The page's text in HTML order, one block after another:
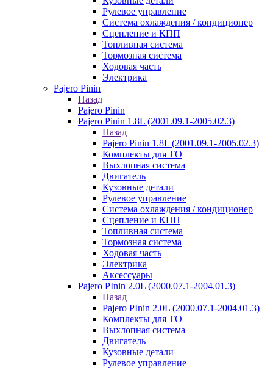
Рулевое управление
Система охлаждения / кондиционер
Сцепление и КПП
Топливная система
Тормозная система
Ходовая часть
Электрика
Pajero Pinin
Назад
Pajero Pinin
Pajero Pinin 1.8L (2001.09.1-2005.02.3)
Назад
Pajero Pinin 1.8L (2001.09.1-2005.02.3)
Комплекты для ТО
Выхлопная система
Двигатель
Кузовные детали
Рулевое управление
Система охлаждения / кондиционер
Сцепление и КПП
Топливная система
Тормозная система
Ходовая часть
Электрика
Аксессуары
Pajero PInin 2.0L (2000.07.1-2004.01.3)
Назад
Pajero PInin 2.0L (2000.07.1-2004.01.3)
Комплекты для ТО
Выхлопная система
Двигатель
Кузовные детали
Рулевое управление